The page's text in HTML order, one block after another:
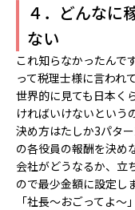
４．どんなに
ない
これ知らなかったんで
って税理士様に言われ
世界的に見ても日本く
ければいけないという
決め方はたしか3パタ
の各役員の報酬を決め
会社がどうなるか、立
ので最少金額に設定し
「社長～おごってよ